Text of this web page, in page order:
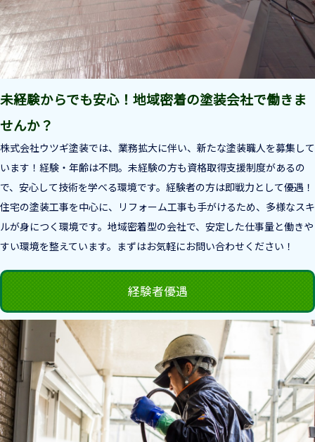
未経験からでも安心！地域密着の塗装会社で働きま
せんか？
株式会社ウツギ塗装では、業務拡大に伴い、新たな塗装職人を募集して
います！経験・年齢は不問。未経験の方も資格取得支援制度があるの
で、安心して技術を学べる環境です。経験者の方は即戦力として優遇！
住宅の塗装工事を中心に、リフォーム工事も手がけるため、多様なスキ
ルが身につく環境です。地域密着型の会社で、安定した仕事量と働きや
すい環境を整えています。まずはお気軽にお問い合わせください！
経験者優遇